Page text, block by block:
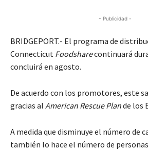
- Publicidad -
BRIDGEPORT.- El programa de
Connecticut Foodsharecontinuará
concluirá en agosto.
De acuerdo con los promotores, este
gracias al American Rescue Plande los
A medida que disminuye el número de
también lo hace el número de personas